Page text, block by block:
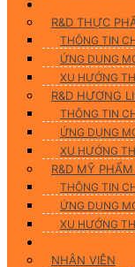
R&D THỰC
THÔNG TIN
ỨNG DUNG
XU HƯỚNG
R&D HƯƠNG
THÔNG TIN
ỨNG DỤNG
XU HƯỚNG
R&D MỸ
THÔNG TIN
ỨNG DỤNG
XU HƯỚNG
NHÂN VIÊN